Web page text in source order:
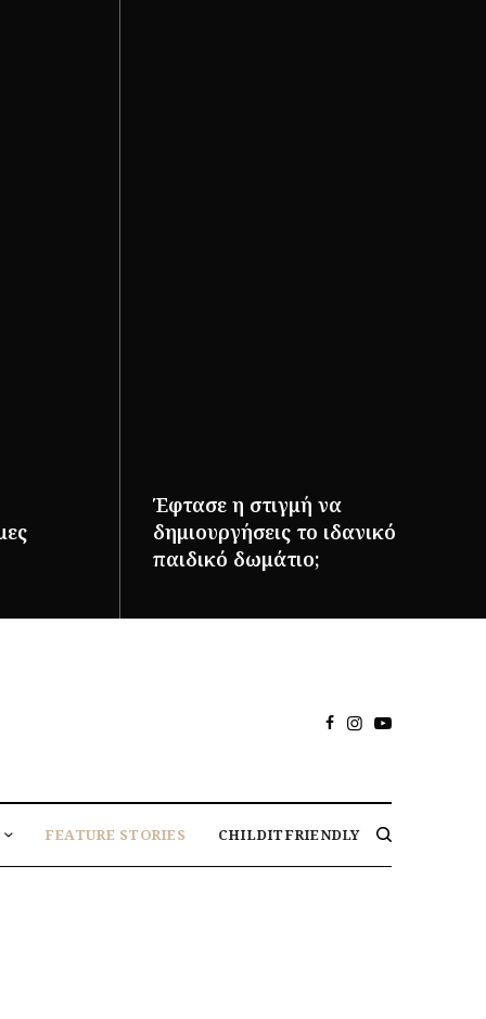
Έφτασε η στιγμή να
δημιουργήσεις το ιδανικό
παιδικό δωμάτιο;
FEATURE STORIES CHILDITFRIENDLY